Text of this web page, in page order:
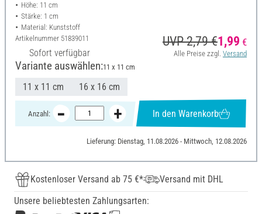
Höhe: 11 cm
Stärke: 1 cm
Material: Kunststoff
Artikelnummer 51839011
Sofort verfügbar
UVP 2,79 €1,99 €
Alle Preise zzgl. Versand
Variante auswählen:11 x 11 cm
11 x 11 cm 16 x 16 cm
Anzahl: In den Warenkorb
Lieferung: Dienstag, 11.08.2026 - Mittwoch, 12.08.2026
Kostenloser Versand ab 75 €*
Versand mit DHL
Unsere beliebtesten Zahlungsarten: